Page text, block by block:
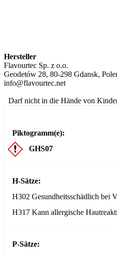
Hersteller
Flavourtec Sp. z o.o.
Geodetów 28, 80-298 Gdansk,
info@flavourtec.net
Darf nicht in die Hände von
Piktogramm(e):
GHS07
H-Sätze:
H302 Gesundheitsschädlich bei
H317 Kann allergische
P-Sätze: